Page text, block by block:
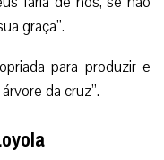
graça”.
para produzir e
da cruz”.